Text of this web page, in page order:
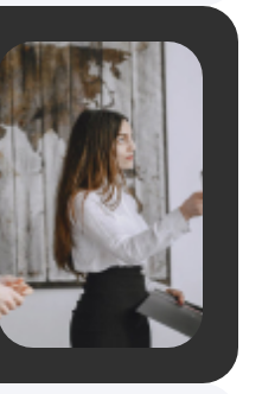
читается
на одном дыхании.
Евгений
Иванович
Вид работы:
Диссертация
Дата: 2024-03-25
Кандидатская по
истории была